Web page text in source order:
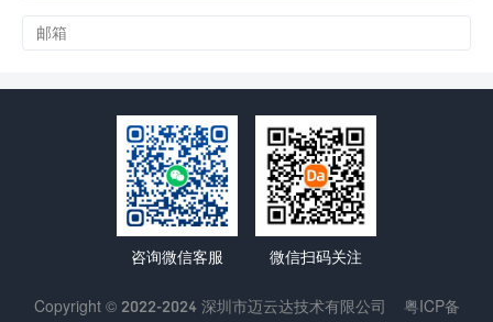
咨询微信客服 微信扫码关注
Copyright © 2022-2024 深圳市迈云达技术有限公司
粤ICP备